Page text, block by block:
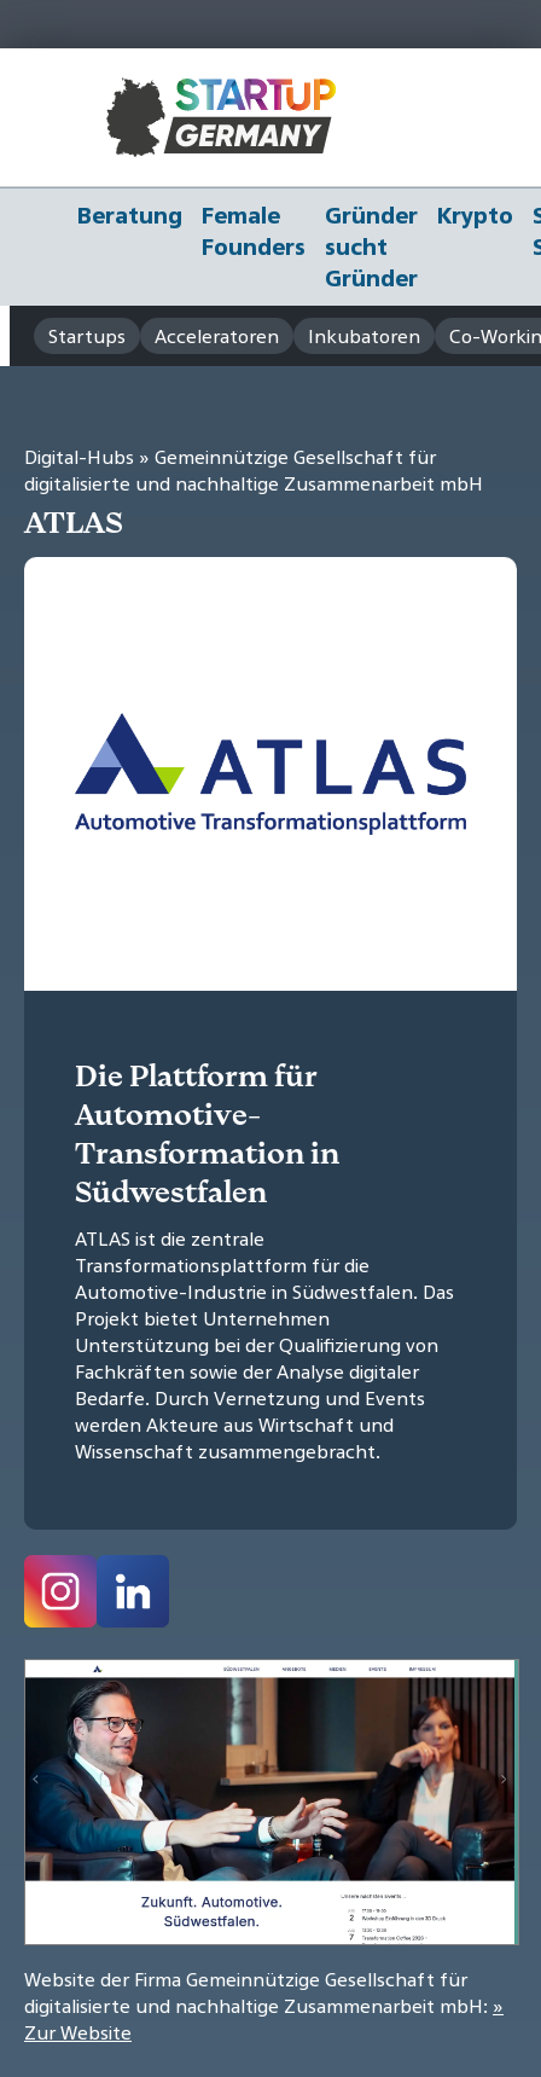
Beratung
Female
Founders
Gründer
sucht
Gründer
Krypto
Startups Acceleratoren Inkubatoren Co-
Digital-Hubs » Gemeinnützige Gesellschaft für
digitalisierte und nachhaltige Zusammenarbeit mbH
ATLAS
Die Plattform für
Automotive-
Transformation in
Südwestfalen
ATLAS ist die zentrale
Transformationsplattform für die
Automotive-Industrie in Südwestfalen. Das
Projekt bietet Unternehmen
Unterstützung bei der Qualifizierung von
Fachkräften sowie der Analyse digitaler
Bedarfe. Durch Vernetzung und Events
werden Akteure aus Wirtschaft und
Wissenschaft zusammengebracht.
Website der Firma Gemeinnützige Gesellschaft für
digitalisierte und nachhaltige Zusammenarbeit mbH: »
Zur Website